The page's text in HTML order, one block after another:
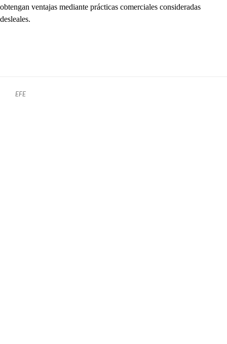
obtengan ventajas mediante prácticas comerciales consideradas
desleales.
EFE